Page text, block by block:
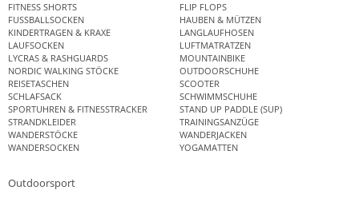
FITNESS SHORTS
FLIP FLOPS
FUSSBALLSOCKEN
HAUBEN & MÜTZEN
KINDERTRAGEN & KRAXE
LANGLAUFHOSEN
LAUFSOCKEN
LUFTMATRATZEN
LYCRAS & RASHGUARDS
MOUNTAINBIKE
NORDIC WALKING STÖCKE
OUTDOORSCHUHE
REISETASCHEN
SCOOTER
SCHLAFSACK
SCHWIMMSCHUHE
SPORTUHREN & FITNESSTRACKER
STAND UP PADDLE (SUP)
STRANDKLEIDER
TRAININGSANZÜGE
WANDERSTÖCKE
WANDERJACKEN
WANDERSOCKEN
YOGAMATTEN
Outdoorsport